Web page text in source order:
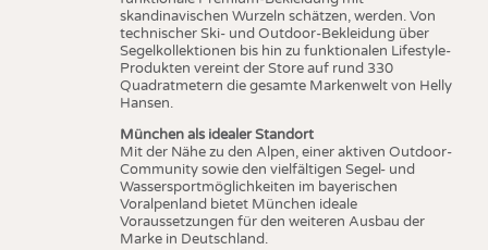
skandinavischen Wurzeln schätzen, werden. Von
technischer Ski- und Outdoor-Bekleidung über
Segelkollektionen bis hin zu funktionalen Lifestyle-
Produkten vereint der Store auf rund 330
Quadratmetern die gesamte Markenwelt von Helly
Hansen.
München als idealer Standort
Mit der Nähe zu den Alpen, einer aktiven Outdoor-
Community sowie den vielfältigen Segel- und
Wassersportmöglichkeiten im bayerischen
Voralpenland bietet München ideale
Voraussetzungen für den weiteren Ausbau der
Marke in Deutschland.